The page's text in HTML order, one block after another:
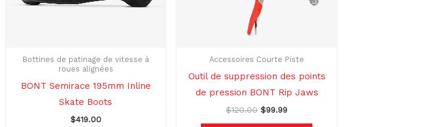
Bottines de patinage de vitesse à
roues alignées
BONT Semirace 195mm Inline
Skate Boots
$419.00
peuvent
sur
page
Accessoires Courte Piste
Outil de suppression des points
de pression BONT Rip Jaws
$120.00 $99.99